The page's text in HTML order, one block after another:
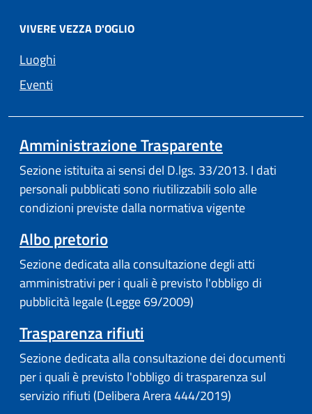
VIVERE VEZZA D'OGLIO
Luoghi
Eventi
Amministrazione Trasparente
Sezione istituita ai sensi del D.lgs. 33/2013. I dati
personali pubblicati sono riutilizzabili solo alle
condizioni previste dalla normativa vigente
Albo pretorio
Sezione dedicata alla consultazione degli atti
amministrativi per i quali è previsto l'obbligo di
pubblicità legale (Legge 69/2009)
Trasparenza rifiuti
Sezione dedicata alla consultazione dei documenti
per i quali è previsto l'obbligo di trasparenza sul
servizio rifiuti (Delibera Arera 444/2019)